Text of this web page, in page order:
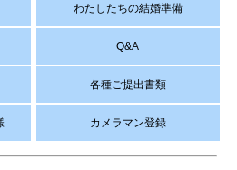
わたしたちの結婚準備
Q&A
各種ご提出書類
カメラマン登録